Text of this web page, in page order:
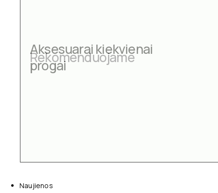
Aksesuarai kiekvienai
progai
Naujienos